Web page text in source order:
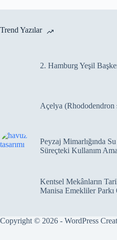
Trend Yazılar
2. Hamburg Yeşil
Açelya (Rhododendron
Peyzaj Mimarlığında
Süreçteki Kullanım
Kentsel Mekânların
Manisa Emekliler
Copyright © 2026 - WordPress